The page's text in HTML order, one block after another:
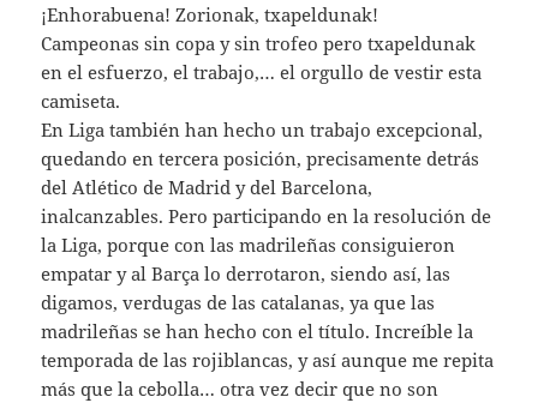
¡Enhorabuena! Zorionak, txapeldunak!
Campeonas sin copa y sin trofeo pero txapeldunak
en el esfuerzo, el trabajo,… el orgullo de vestir esta
camiseta.
En Liga también han hecho un trabajo excepcional,
quedando en tercera posición, precisamente detrás
del Atlético de Madrid y del Barcelona,
inalcanzables. Pero participando en la resolución de
la Liga, porque con las madrileñas consiguieron
empatar y al Barça lo derrotaron, siendo así, las
digamos, verdugas de las catalanas, ya que las
madrileñas se han hecho con el título. Increíble la
temporada de las rojiblancas, y así aunque me repita
más que la cebolla… otra vez decir que no son